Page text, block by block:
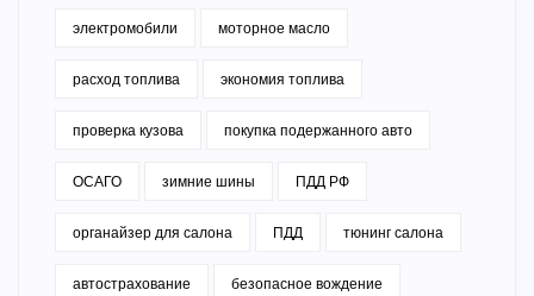
электромобили моторное масло
расход топлива экономия топлива
проверка кузова покупка подержанного авто
ОСАГО зимние шины ПДД РФ
органайзер для салона ПДД тюнинг салона
автострахование безопасное вождение